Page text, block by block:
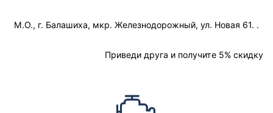
М.О., г. Балашиха, мкр. Железнодорожный, ул. Новая 61. .
Приведи друга и получите 5% скидку